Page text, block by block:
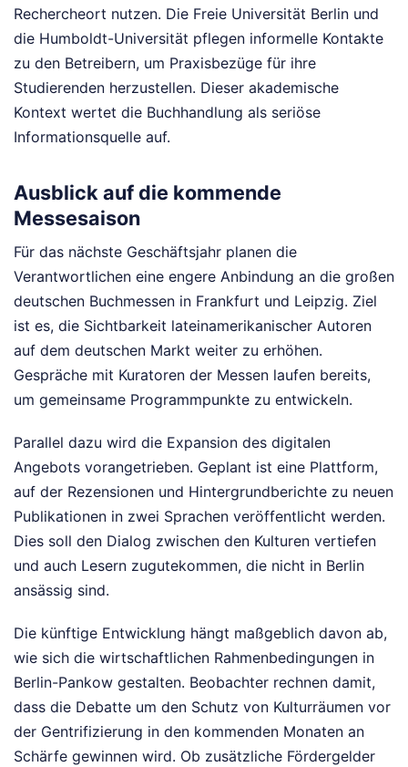
Rechercheort nutzen. Die Freie Universität Berlin und
die Humboldt-Universität pflegen informelle Kontakte
zu den Betreibern, um Praxisbezüge für ihre
Studierenden herzustellen. Dieser akademische
Kontext wertet die Buchhandlung als seriöse
Informationsquelle auf.
Ausblick auf die kommende
Messesaison
Für das nächste Geschäftsjahr planen die
Verantwortlichen eine engere Anbindung an die großen
deutschen Buchmessen in Frankfurt und Leipzig. Ziel
ist es, die Sichtbarkeit lateinamerikanischer Autoren
auf dem deutschen Markt weiter zu erhöhen.
Gespräche mit Kuratoren der Messen laufen bereits,
um gemeinsame Programmpunkte zu entwickeln.
Parallel dazu wird die Expansion des digitalen
Angebots vorangetrieben. Geplant ist eine Plattform,
auf der Rezensionen und Hintergrundberichte zu neuen
Publikationen in zwei Sprachen veröffentlicht werden.
Dies soll den Dialog zwischen den Kulturen vertiefen
und auch Lesern zugutekommen, die nicht in Berlin
ansässig sind.
Die künftige Entwicklung hängt maßgeblich davon ab,
wie sich die wirtschaftlichen Rahmenbedingungen in
Berlin-Pankow gestalten. Beobachter rechnen damit,
dass die Debatte um den Schutz von Kulturräumen vor
der Gentrifizierung in den kommenden Monaten an
Schärfe gewinnen wird. Ob zusätzliche Fördergelder